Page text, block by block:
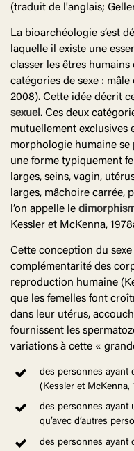
(traduit de l'anglais;
La bioarchéologie s’est
laquelle il existe une
classer les êtres humains
catégories de sexe :
2008). Cette idée décrit
sexuel. Ces deux
mutuellement exclusives
morphologie humaine se
une forme typiquement
larges, seins, vagin,
larges, mâchoire carrée,
l’on appelle le
Kessler et McKenna,
Cette conception du
complémentarité des
reproduction humaine
que les femelles font
dans leur utérus,
fournissent les
variations à cette «
des personnes ayant
(Kessler et McKenna,
des personnes ayant
qu’avec d’autres
des personnes ayant